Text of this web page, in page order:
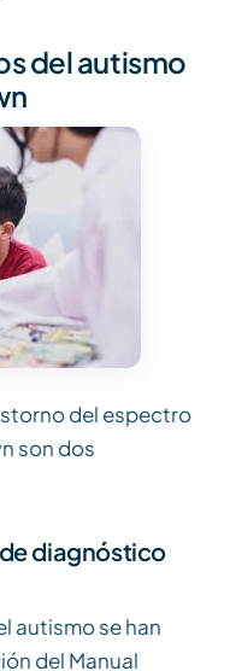
del autismo
del espectro
son dos
diagnóstico
autismo se han
del Manual